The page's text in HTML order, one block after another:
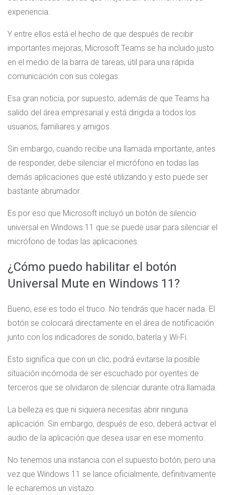
experiencia.
Y entre ellos está el hecho de que después de recibir
importantes mejoras, Microsoft Teams se ha incluido justo
en el medio de la barra de tareas, útil para una rápida
comunicación con sus colegas.
Esa gran noticia, por supuesto, además de que Teams ha
salido del área empresarial y está dirigida a todos los
usuarios, familiares y amigos.
Sin embargo, cuando recibe una llamada importante, antes
de responder, debe silenciar el micrófono en todas las
demás aplicaciones que esté utilizando y esto puede ser
bastante abrumador.
Es por eso que Microsoft incluyó un botón de silencio
universal en Windows 11 que se puede usar para silenciar el
micrófono de todas las aplicaciones.
¿Cómo puedo habilitar el botón
Universal Mute en Windows 11?
Bueno, ese es todo el truco. No tendrás que hacer nada. El
botón se colocará directamente en el área de notificación
junto con los indicadores de sonido, batería y Wi-Fi.
Esto significa que con un clic, podrá evitarse la posible
situación incómoda de ser escuchado por oyentes de
terceros que se olvidaron de silenciar durante otra llamada.
La belleza es que ni siquiera necesitas abrir ninguna
aplicación. Sin embargo, después de eso, deberá activar el
audio de la aplicación que desea usar en ese momento.
No tenemos una instancia con el supuesto botón, pero una
vez que Windows 11 se lance oficialmente, definitivamente
le echaremos un vistazo.